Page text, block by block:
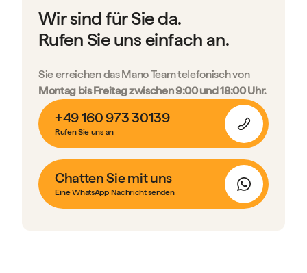
Wir sind für Sie da.
Rufen Sie uns einfach an.
Sie erreichen das Mano Team telefonisch von
Montag bis Freitag zwischen 9:00 und 18:00 Uhr.
+49 160 973 30139
Rufen Sie uns an
Chatten Sie mit uns
Eine WhatsApp Nachricht senden